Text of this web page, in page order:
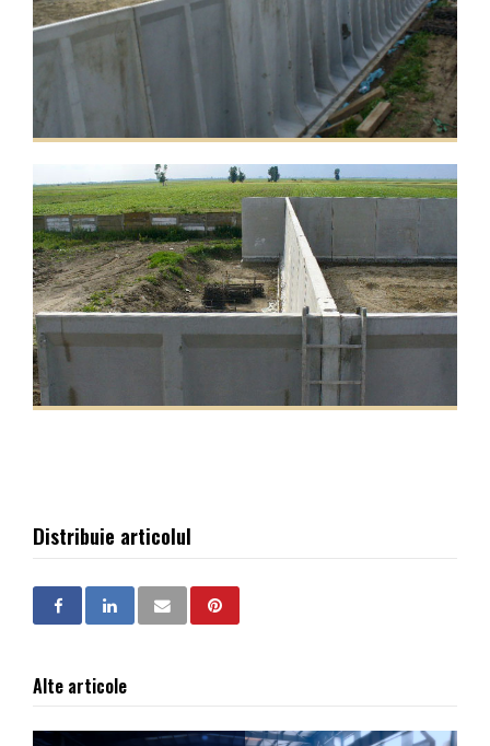
Distribuie articolul
Alte articole